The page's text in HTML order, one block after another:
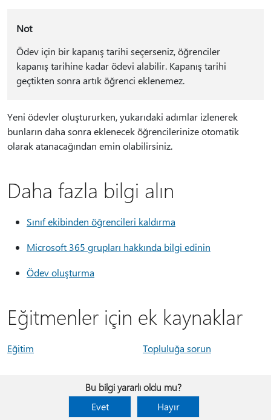
Not
Ödev için bir kapanış tarihi seçerseniz, öğrenciler
kapanış tarihine kadar ödevi alabilir. Kapanış tarihi
geçtikten sonra artık öğrenci eklenemez.
Yeni ödevler oluştururken, yukarıdaki adımlar izlenerek
bunların daha sonra eklenecek öğrencilerinize otomatik
olarak atanacağından emin olabilirsiniz.
Daha fazla bilgi alın
Sınıf ekibinden öğrencileri kaldırma
Microsoft 365 grupları hakkında bilgi edinin
Ödev oluşturma
Eğitmenler için ek kaynaklar
Eğitim Topluluğa sorun
Bu bilgi yararlı oldu mu?
Evet
Hayır